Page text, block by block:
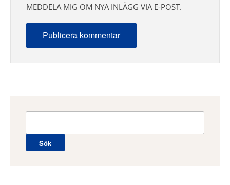
MEDDELA MIG OM NYA INLÄGG VIA E-POST.